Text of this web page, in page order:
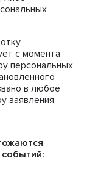
с момента
персональных
в любое
заявления